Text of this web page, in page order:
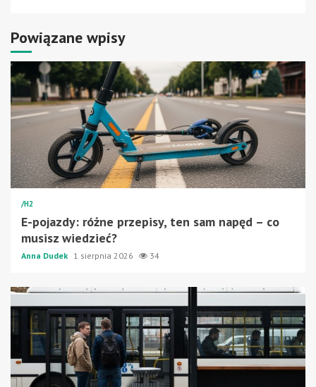
Powiązane wpisy
/H2
E-pojazdy: różne przepisy, ten sam napęd – co
musisz wiedzieć?
Anna Dudek 1 sierpnia 2026 34